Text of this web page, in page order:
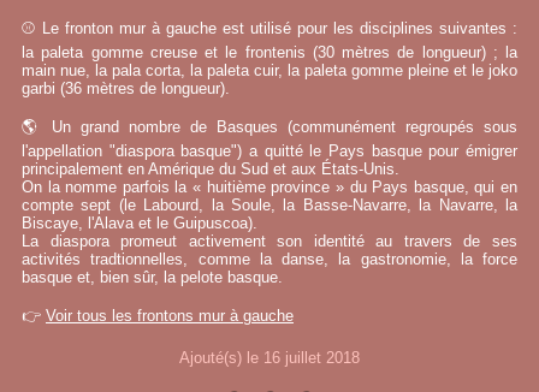
⚾ Le fronton mur à gauche est utilisé pour les disciplines suivantes :
la paleta gomme creuse et le frontenis (30 mètres de longueur) ; la
main nue, la pala corta, la paleta cuir, la paleta gomme pleine et le joko
garbi (36 mètres de longueur).
🌎 Un grand nombre de Basques (communément regroupés sous
l'appellation "diaspora basque") a quitté le Pays basque pour émigrer
principalement en Amérique du Sud et aux États-Unis.
On la nomme parfois la « huitième province » du Pays basque, qui en
compte sept (le Labourd, la Soule, la Basse-Navarre, la Navarre, la
Biscaye, l'Alava et le Guipuscoa).
La diaspora promeut activement son identité au travers de ses
activités tradtionnelles, comme la danse, la gastronomie, la force
basque et, bien sûr, la pelote basque.
👉 Voir tous les frontons mur à gauche
Ajouté(s) le 16 juillet 2018